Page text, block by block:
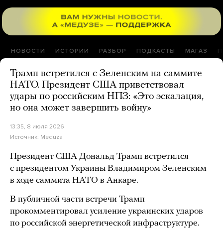
НОВОСТИ ИСТОРИИ РАЗБОР ПОДКАСТЫ МАГАЗ
Трамп встретился с Зеленским на саммите
НАТО. Президент США приветствовал
удары по российским НПЗ: «Это эскалация,
но она может завершить войну»
13:35, 8 июля 2026
Источник: Meduza
Президент США Дональд Трамп встретился
с президентом Украины Владимиром Зеленским
в ходе саммита НАТО в Анкаре.
В публичной части встречи Трамп
прокомментировал усиление украинских ударов
по российской энергетической инфраструктуре.